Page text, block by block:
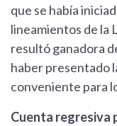
que se había
lineamientos de la
resultó ganadora
haber presentado
conveniente para
Cuenta regresiva